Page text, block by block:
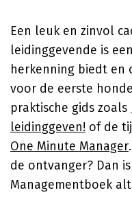
Een leuk en zinvol
leidinggevende is
herkenning biedt en
voor de eerste
praktische gids zoals
leidinggeven! of de
One Minute Manager
de ontvanger? Dan
Managementboek